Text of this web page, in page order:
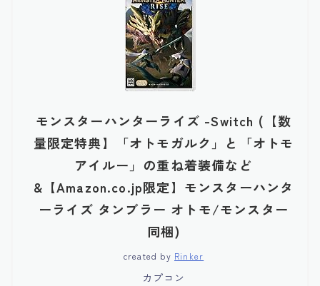
モンスターハンターライズ -Switch (【数
量限定特典】「オトモガルク」と「オトモ
アイルー」の重ね着装備など
&【Amazon.co.jp限定】モンスターハンタ
ーライズ タンブラー オトモ/モンスター
同梱)
created by Rinker
カプコン